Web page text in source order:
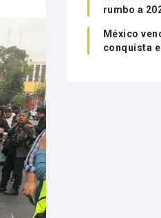
rumbo a
México
conquista